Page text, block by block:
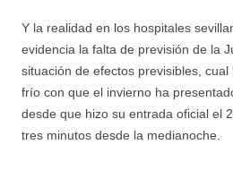
Y la realidad en los hospitales
evidencia la falta de previsión de la
situación de efectos previsibles,
frío con que el invierno ha
desde que hizo su entrada oficial el
tres minutos desde la medianoche.